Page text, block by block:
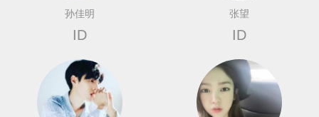
孙佳明
ID
张望
ID